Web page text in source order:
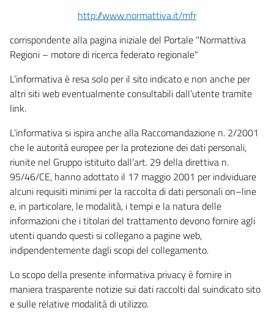
http://www.normattiva.it/mfr
corrispondente alla pagina iniziale del Portale "Normattiva
Regioni – motore di ricerca federato regionale"
L’informativa è resa solo per il sito indicato e non anche per
altri siti web eventualmente consultabili dall’utente tramite
link.
L’informativa si ispira anche alla Raccomandazione n. 2/2001
che le autorità europee per la protezione dei dati personali,
riunite nel Gruppo istituito dall’art. 29 della direttiva n.
95/46/CE, hanno adottato il 17 maggio 2001 per individuare
alcuni requisiti minimi per la raccolta di dati personali on–line
e, in particolare, le modalità, i tempi e la natura delle
informazioni che i titolari del trattamento devono fornire agli
utenti quando questi si collegano a pagine web,
indipendentemente dagli scopi del collegamento.
Lo scopo della presente informativa privacy è fornire in
maniera trasparente notizie sui dati raccolti dal suindicato sito
e sulle relative modalità di utilizzo.